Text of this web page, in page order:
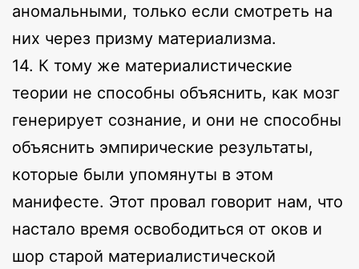
аномальными, только если смотреть на
них через призму материализма.
14. К тому же материалистические
теории не способны объяснить, как мозг
генерирует сознание, и они не способны
объяснить эмпирические результаты,
которые были упомянуты в этом
манифесте. Этот провал говорит нам, что
настало время освободиться от оков и
шор старой материалистической